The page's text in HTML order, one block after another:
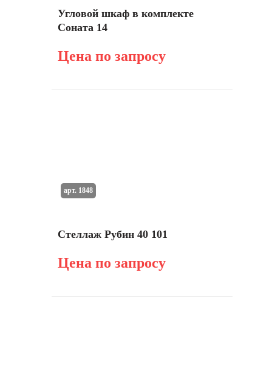
Угловой шкаф в комплекте
Соната 14
Цена по запросу
Стеллаж Рубин 40 101
Цена по запросу
арт. 1848